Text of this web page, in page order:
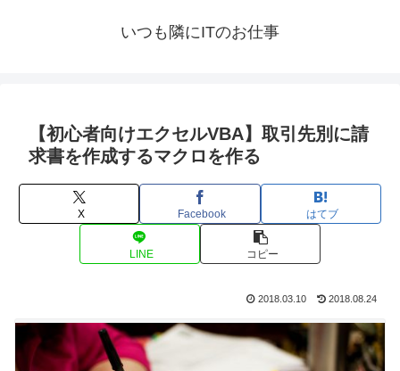
いつも隣にITのお仕事
【初心者向けエクセルVBA】取引先別に請
求書を作成するマクロを作る
X Facebook はてブ
LINE コピー
2018.03.10 2018.08.24